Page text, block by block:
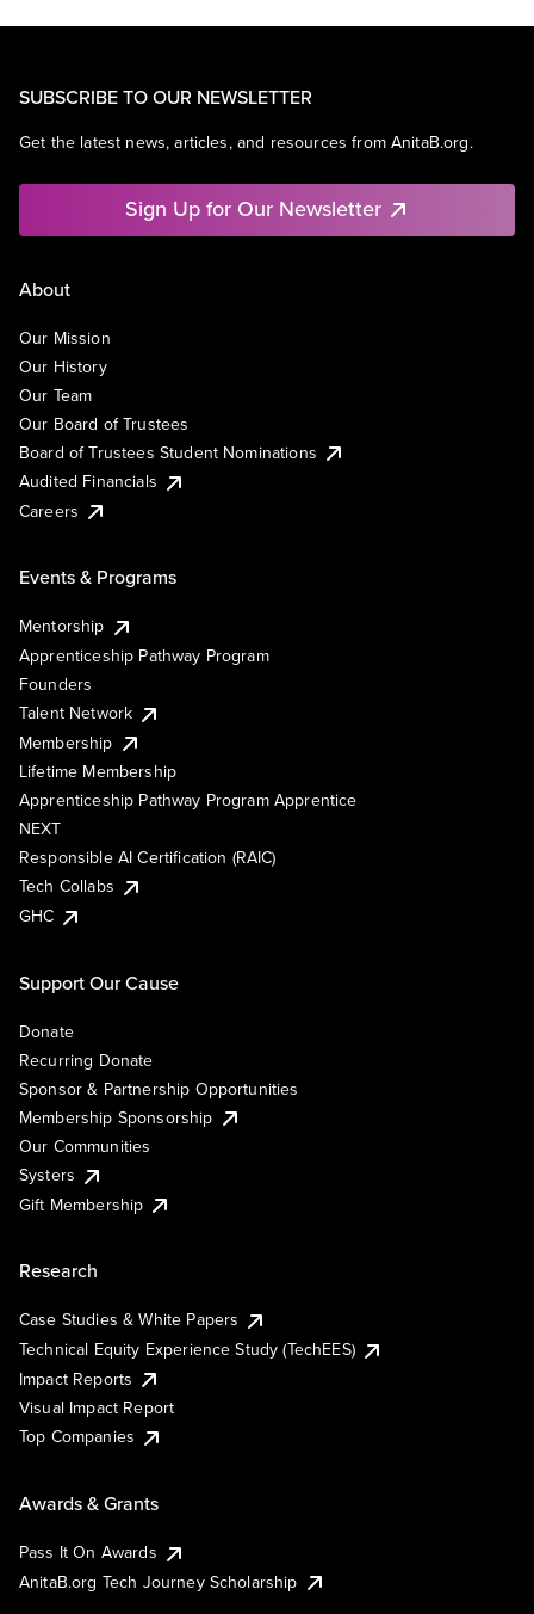
SUBSCRIBE TO OUR NEWSLETTER
Get the latest news, articles, and resources from AnitaB.org.
Sign Up for Our Newsletter
About
Our Mission
Our History
Our Team
Our Board of Trustees
Board of Trustees Student Nominations
Audited Financials
Careers
Events & Programs
Mentorship
Apprenticeship Pathway Program
Founders
Talent Network
Membership
Lifetime Membership
Apprenticeship Pathway Program Apprentice
NEXT
Responsible AI Certification (RAIC)
Tech Collabs
GHC
Support Our Cause
Donate
Recurring Donate
Sponsor & Partnership Opportunities
Membership Sponsorship
Our Communities
Systers
Gift Membership
Research
Case Studies & White Papers
Technical Equity Experience Study (TechEES)
Impact Reports
Visual Impact Report
Top Companies
Awards & Grants
Pass It On Awards
AnitaB.org Tech Journey Scholarship